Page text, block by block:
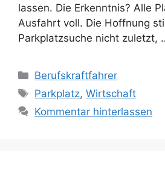
lassen. Die Erkenntnis? Alle
Ausfahrt voll. Die Hoffnung
Parkplatzsuche nicht zuletzt,
Kategorien
Berufskraftfahrer
Schlagwörter
Parkplatz,Wirtschaft
Kommentar hinterlassen